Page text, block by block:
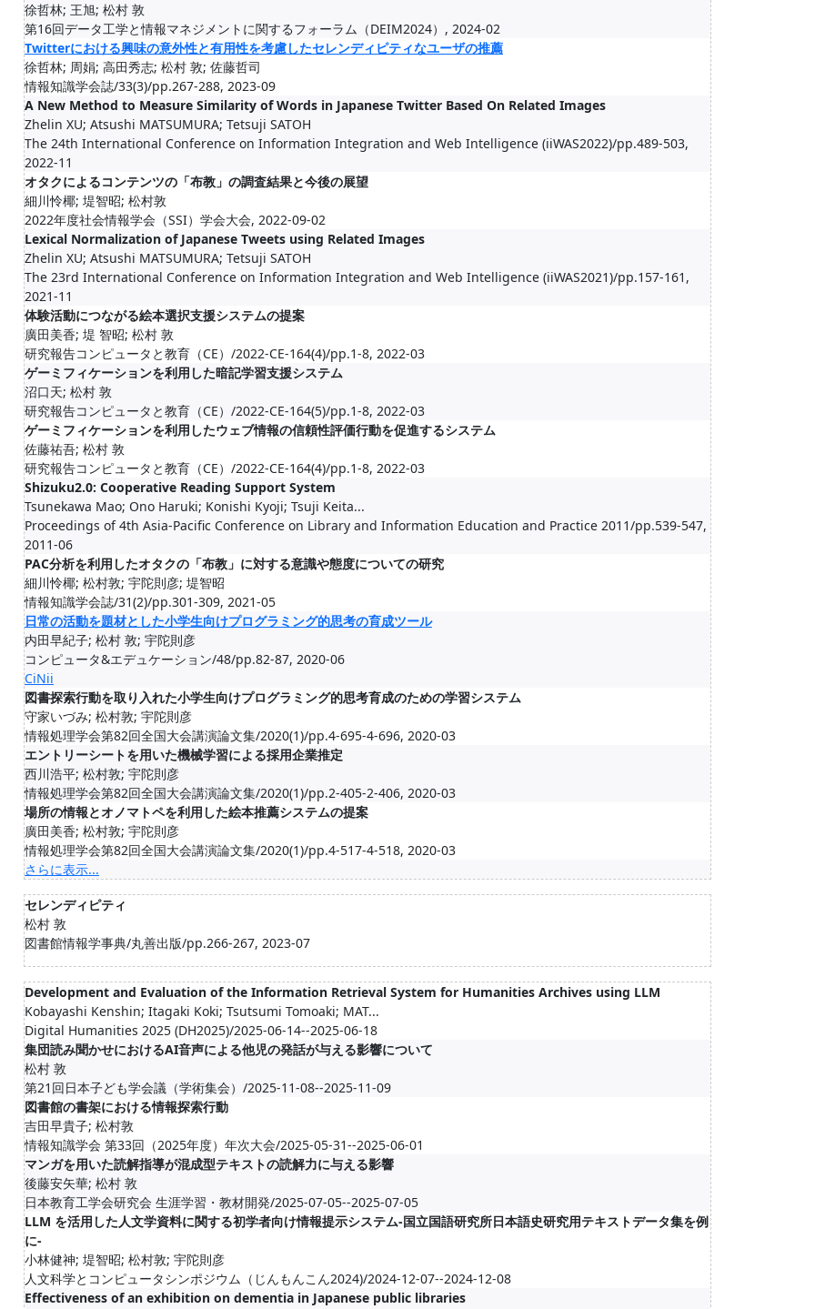
徐哲林; 王旭; 松村 敦
第16回データ工学と情報マネジメントに関するフォーラム（DEIM2024）, 2024-02
Twitterにおける興味の意外性と有用性を考慮したセレンディピティなユーザの推薦
徐哲林; 周娟; 高田秀志; 松村 敦; 佐藤哲司
情報知識学会誌/33(3)/pp.267-288, 2023-09
A New Method to Measure Similarity of Words in Japanese Twitter Based On Related Images
Zhelin XU; Atsushi MATSUMURA; Tetsuji SATOH
The 24th International Conference on Information Integration and Web Intelligence (iiWAS2022)/pp.489-503,
2022-11
オタクによるコンテンツの「布教」の調査結果と今後の展望
細川怜椰; 堤智昭; 松村敦
2022年度社会情報学会（SSI）学会大会, 2022-09-02
Lexical Normalization of Japanese Tweets using Related Images
Zhelin XU; Atsushi MATSUMURA; Tetsuji SATOH
The 23rd International Conference on Information Integration and Web Intelligence (iiWAS2021)/pp.157-161,
2021-11
体験活動につながる絵本選択支援システムの提案
廣田美香; 堤 智昭; 松村 敦
研究報告コンピュータと教育（CE）/2022-CE-164(4)/pp.1-8, 2022-03
ゲーミフィケーションを利用した暗記学習支援システム
沼口天; 松村 敦
研究報告コンピュータと教育（CE）/2022-CE-164(5)/pp.1-8, 2022-03
ゲーミフィケーションを利用したウェブ情報の信頼性評価行動を促進するシステム
佐藤祐吾; 松村 敦
研究報告コンピュータと教育（CE）/2022-CE-164(4)/pp.1-8, 2022-03
Shizuku2.0: Cooperative Reading Support System
Tsunekawa Mao; Ono Haruki; Konishi Kyoji; Tsuji Keita...
Proceedings of 4th Asia-Pacific Conference on Library and Information Education and Practice 2011/pp.539-547,
2011-06
PAC分析を利用したオタクの「布教」に対する意識や態度についての研究
細川怜椰; 松村敦; 宇陀則彦; 堤智昭
情報知識学会誌/31(2)/pp.301-309, 2021-05
日常の活動を題材とした小学生向けプログラミング的思考の育成ツール
内田早紀子; 松村 敦; 宇陀則彦
コンピュータ&エデュケーション/48/pp.82-87, 2020-06
CiNii
図書探索行動を取り入れた小学生向けプログラミング的思考育成のための学習システム
守家いづみ; 松村敦; 宇陀則彦
情報処理学会第82回全国大会講演論文集/2020(1)/pp.4-695-4-696, 2020-03
エントリーシートを用いた機械学習による採用企業推定
西川浩平; 松村敦; 宇陀則彦
情報処理学会第82回全国大会講演論文集/2020(1)/pp.2-405-2-406, 2020-03
場所の情報とオノマトペを利用した絵本推薦システムの提案
廣田美香; 松村敦; 宇陀則彦
情報処理学会第82回全国大会講演論文集/2020(1)/pp.4-517-4-518, 2020-03
さらに表示...
セレンディピティ
松村 敦
図書館情報学事典/丸善出版/pp.266-267, 2023-07
Development and Evaluation of the Information Retrieval System for Humanities Archives using LLM
Kobayashi Kenshin; Itagaki Koki; Tsutsumi Tomoaki; MAT...
Digital Humanities 2025 (DH2025)/2025-06-14--2025-06-18
集団読み聞かせにおけるAI音声による他児の発話が与える影響について
松村 敦
第21回日本子ども学会議（学術集会）/2025-11-08--2025-11-09
図書館の書架における情報探索行動
吉田早貴子; 松村敦
情報知識学会 第33回（2025年度）年次大会/2025-05-31--2025-06-01
マンガを用いた読解指導が混成型テキストの読解力に与える影響
後藤安矢華; 松村 敦
日本教育工学会研究会 生涯学習・教材開発/2025-07-05--2025-07-05
LLM を活用した人文学資料に関する初学者向け情報提示システム-国立国語研究所日本語史研究用テキストデータ集を例
に-
小林健神; 堤智昭; 松村敦; 宇陀則彦
人文科学とコンピュータシンポジウム（じんもんこん2024)/2024-12-07--2024-12-08
Effectiveness of an exhibition on dementia in Japanese public libraries